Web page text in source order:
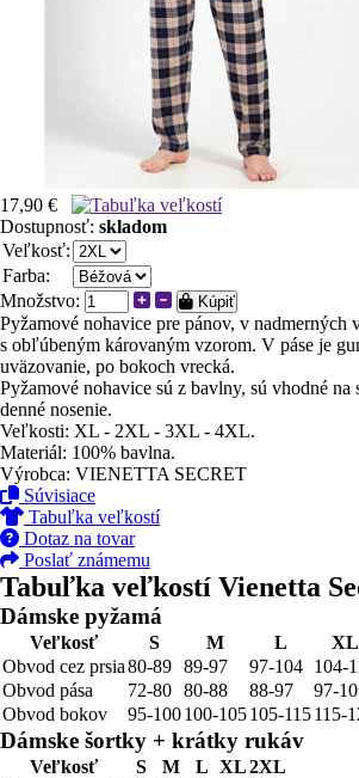
17,90 €
Dostupnosť: skladom
Veľkosť:
Farba:
Množstvo:
Kúpiť
Pyžamové nohavice pre pánov, v
s obľúbeným károvaným vzorom. V páse je
uväzovanie, po bokoch vrecká.
Pyžamové nohavice sú z bavlny, sú vhodné na
denné nosenie.
Veľkosti: XL - 2XL - 3XL - 4XL.
Materiál: 100% bavlna.
Výrobca: VIENETTA SECRET
Súvisiace
Tabuľka veľkostí
Dotaz na tovar
Poslať známemu
Tabuľka veľkostí Vienetta
Dámske pyžamá
Veľkosť S M L XL
Obvod cez prsia80-89 89-97 97-104 104-
Obvod pása
72-80 80-88 88-97 97-
Obvod bokov
95-100100-105105-115115-
Dámske šortky + krátky rukáv
Veľkosť S M L XL2XL